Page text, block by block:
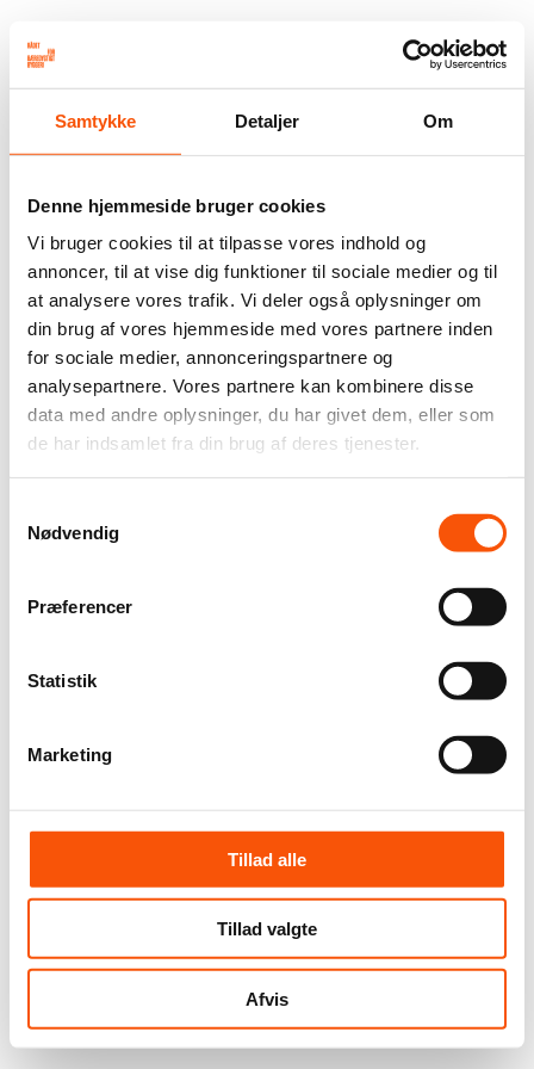
Samtykke Detaljer Om
Denne hjemmeside bruger cookies
Vi bruger cookies til at tilpasse vores indhold og
annoncer, til at vise dig funktioner til sociale medier og til
at analysere vores trafik. Vi deler også oplysninger om
din brug af vores hjemmeside med vores partnere inden
for sociale medier, annonceringspartnere og
analysepartnere. Vores partnere kan kombinere disse
data med andre oplysninger, du har givet dem, eller som
de har indsamlet fra din brug af deres tjenester.
Nødvendig
Præferencer
Statistik
Marketing
Tillad alle
Tillad valgte
Afvis